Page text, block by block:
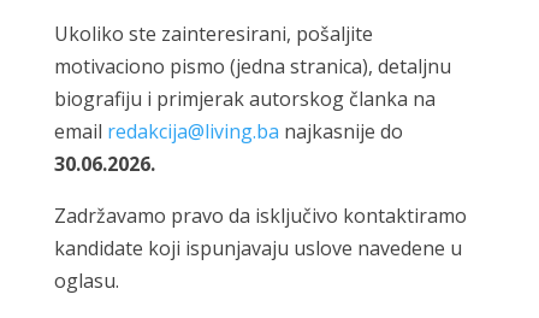
Ukoliko ste zainteresirani, pošaljite
motivaciono pismo (jedna stranica), detaljnu
biografiju i primjerak autorskog članka na
email redakcija@living.ba najkasnije do
30.06.2026.
Zadržavamo pravo da isključivo kontaktiramo
kandidate koji ispunjavaju uslove navedene u
oglasu.